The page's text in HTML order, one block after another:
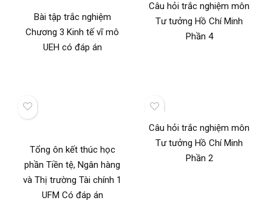
Bài tập trắc nghiệm
Chương 3 Kinh tế vĩ mô
UEH có đáp án
Câu hỏi trắc nghiệm môn
Tư tưởng Hồ Chí Minh
Phần 4
Tổng ôn kết thúc học
phần Tiền tệ, Ngân hàng
và Thị trường Tài chính 1
UFM Có đáp án
Câu hỏi trắc nghiệm môn
Tư tưởng Hồ Chí Minh
Phần 2